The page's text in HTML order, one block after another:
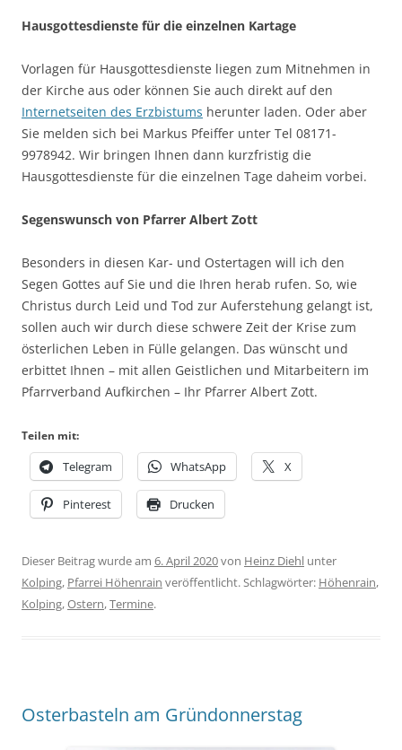
Hausgottesdienste für die einzelnen Kartage
Vorlagen für Hausgottesdienste liegen zum Mitnehmen in
der Kirche aus oder können Sie auch direkt auf den
Internetseiten des Erzbistums herunter laden. Oder aber
Sie melden sich bei Markus Pfeiffer unter Tel 08171-
9978942. Wir bringen Ihnen dann kurzfristig die
Hausgottesdienste für die einzelnen Tage daheim vorbei.
Segenswunsch von Pfarrer Albert Zott
Besonders in diesen Kar- und Ostertagen will ich den
Segen Gottes auf Sie und die Ihren herab rufen. So, wie
Christus durch Leid und Tod zur Auferstehung gelangt ist,
sollen auch wir durch diese schwere Zeit der Krise zum
österlichen Leben in Fülle gelangen. Das wünscht und
erbittet Ihnen – mit allen Geistlichen und Mitarbeitern im
Pfarrverband Aufkirchen – Ihr Pfarrer Albert Zott.
Teilen mit:
Telegram WhatsApp X
Pinterest Drucken
Dieser Beitrag wurde am 6. April 2020von Heinz Diehl unter
Kolping, Pfarrei Höhenrain veröffentlicht. Schlagwörter: Höhenrain,
Kolping,Ostern,Termine.
Osterbasteln am Gründonnerstag